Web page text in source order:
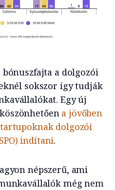
a dolgozói
sokszor így tudják
Egy új
a jövőben
dolgozói
indítani.
népszerű, ami
még nem